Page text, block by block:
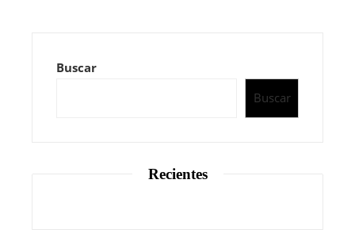
Buscar
Buscar
Recientes